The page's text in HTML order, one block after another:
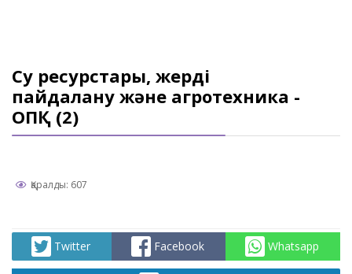
Су ресурстары, жерді
пайдалану және агротехника -
ОПҚ (2)
Қаралды: 607
Twitter Facebook Whatsapp